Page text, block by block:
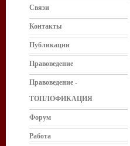
Связи
Контакты
Публикации
Правоведение
Правоведение -
ТОПЛОФИКАЦИЯ
Форум
Работа